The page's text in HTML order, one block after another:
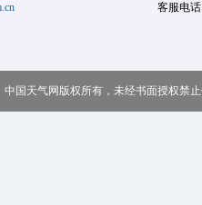
客服电
中国天气网版权所有，未经书面授权